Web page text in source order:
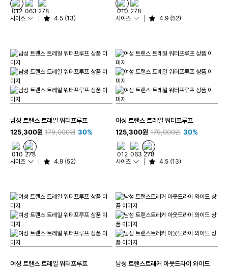
사이즈 4.5 (13) 사이즈 4.9 (52)
남성 트랜스 트레일 워터프루프
125,300원 179,000원 30%
사이즈 4.9 (52)
여성 트랜스 트레일 워터프루프
125,300원 179,000원 30%
사이즈 4.5 (13)
여성 트랜스 트레일 워터프루프
남성 트랜스트레커 아웃드라이 와이드